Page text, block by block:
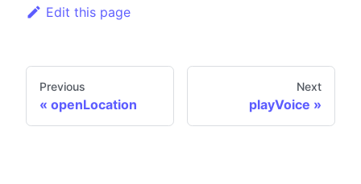
Edit this page
Previous
openLocation
Next
playVoice